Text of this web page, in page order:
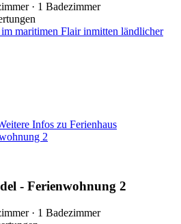
· 1 Badezimmer
maritimen Flair inmitten ländlicher
Infos zu Ferienhaus
2
- Ferienwohnung 2
· 1 Badezimmer